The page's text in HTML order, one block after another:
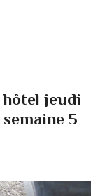
jeudi
5